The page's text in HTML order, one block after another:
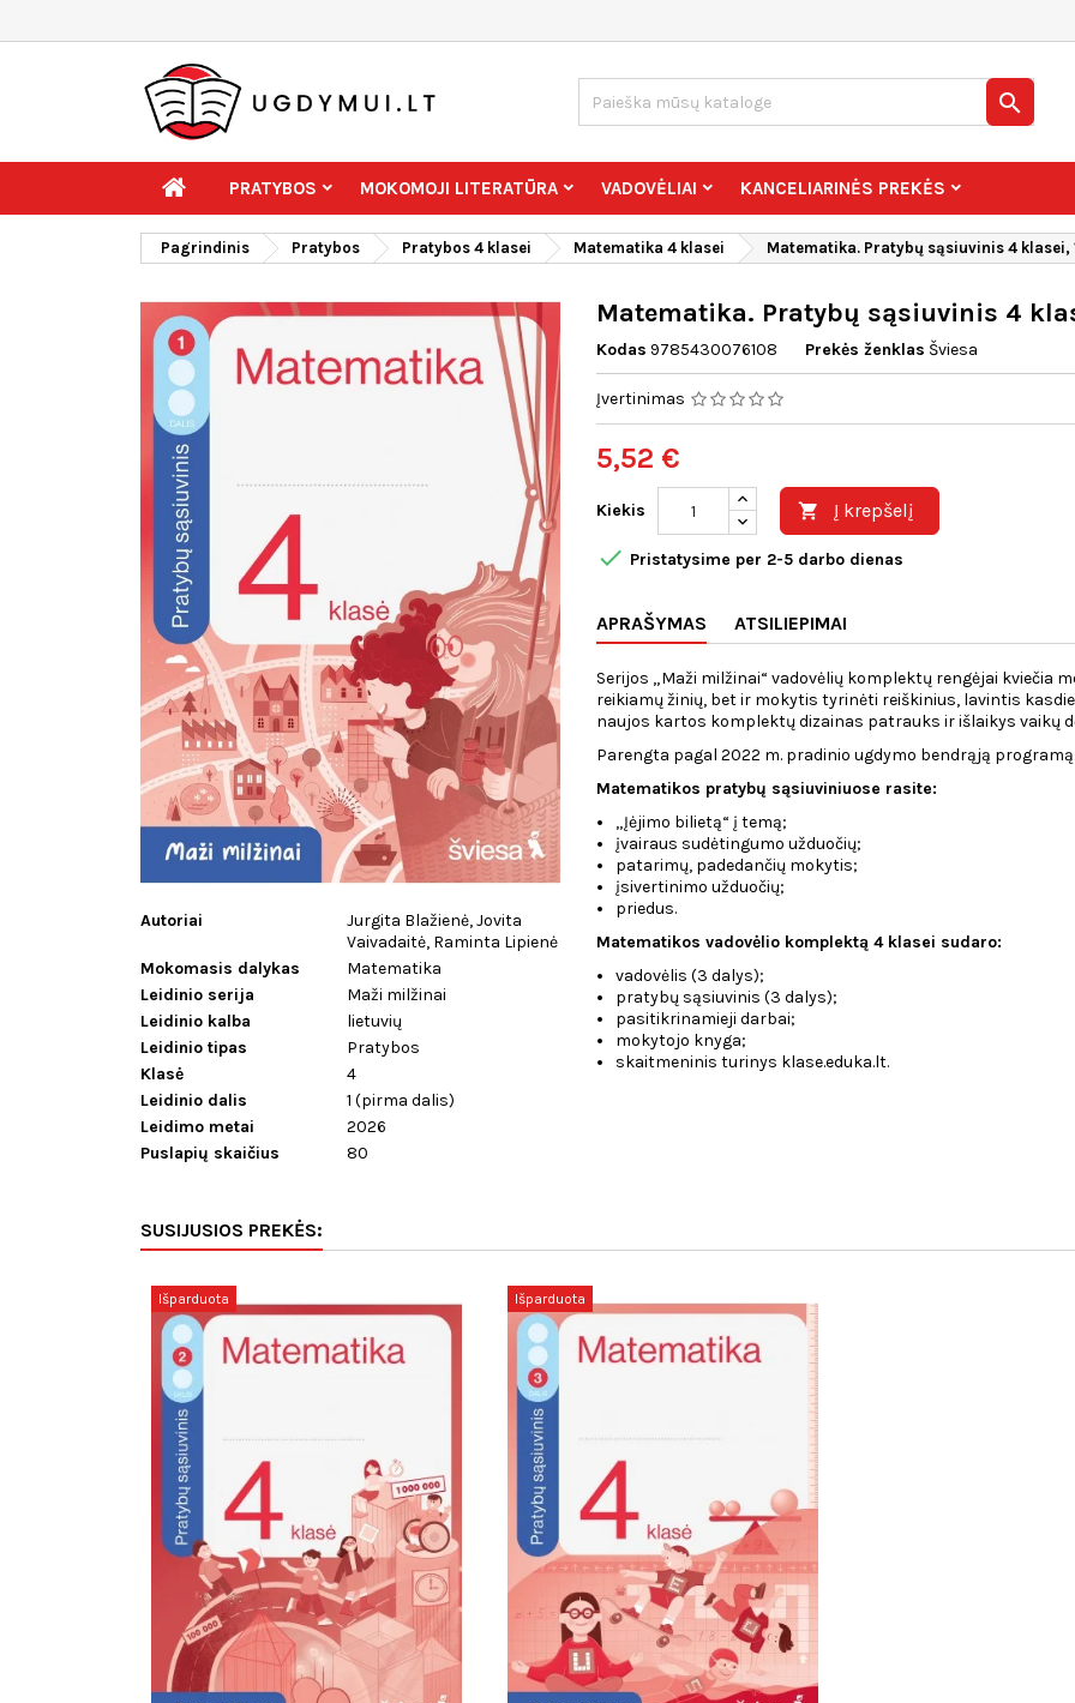

PRATYBOS MOKOMOJI LITERATŪRA VADOVĖLIAI KANCELIARINĖS PREKĖS
Pagrindinis Pratybos Pratybos 4 klasei Matematika 4 klasei Matematika. Pratybų sąsiuvinis 4 klasei,
Autoriai
Jurgita Blažienė, Jovita
Vaivadaitė, Raminta Lipienė
Mokomasis dalykas
Matematika
Leidinio serija
Maži milžinai
Leidinio kalba
lietuvių
Leidinio tipas
Pratybos
Klasė
4
Leidinio dalis
1 (pirma dalis)
Leidimo metai
2026
Puslapių skaičius
80
Matematika. Pratybų sąsiuvinis 4
Kodas 9785430076108 Prekės ženklas Šviesa
Įvertinimas
5,52 €
Kiekis  Į krepšelį
 Pristatysime per 2-5 darbo dienas
APRAŠYMAS ATSILIEPIMAI
Serijos „Maži milžinai“ vadovėlių komplektų rengėjai kviečia
reikiamų žinių, bet ir mokytis tyrinėti reiškinius, lavintis
naujos kartos komplektų dizainas patrauks ir išlaikys vaikų
Parengta pagal 2022 m. pradinio ugdymo bendrąją programą.
Matematikos pratybų sąsiuviniuose rasite:
„Įėjimo bilietą“ į temą;
įvairaus sudėtingumo užduočių;
patarimų, padedančių mokytis;
įsivertinimo užduočių;
priedus.
Matematikos vadovėlio komplektą 4 klasei sudaro:
vadovėlis (3 dalys);
pratybų sąsiuvinis (3 dalys);
pasitikrinamieji darbai;
mokytojo knyga;
skaitmeninis turinys klase.eduka.lt.
SUSIJUSIOS PREKĖS:
Išparduota Išparduota